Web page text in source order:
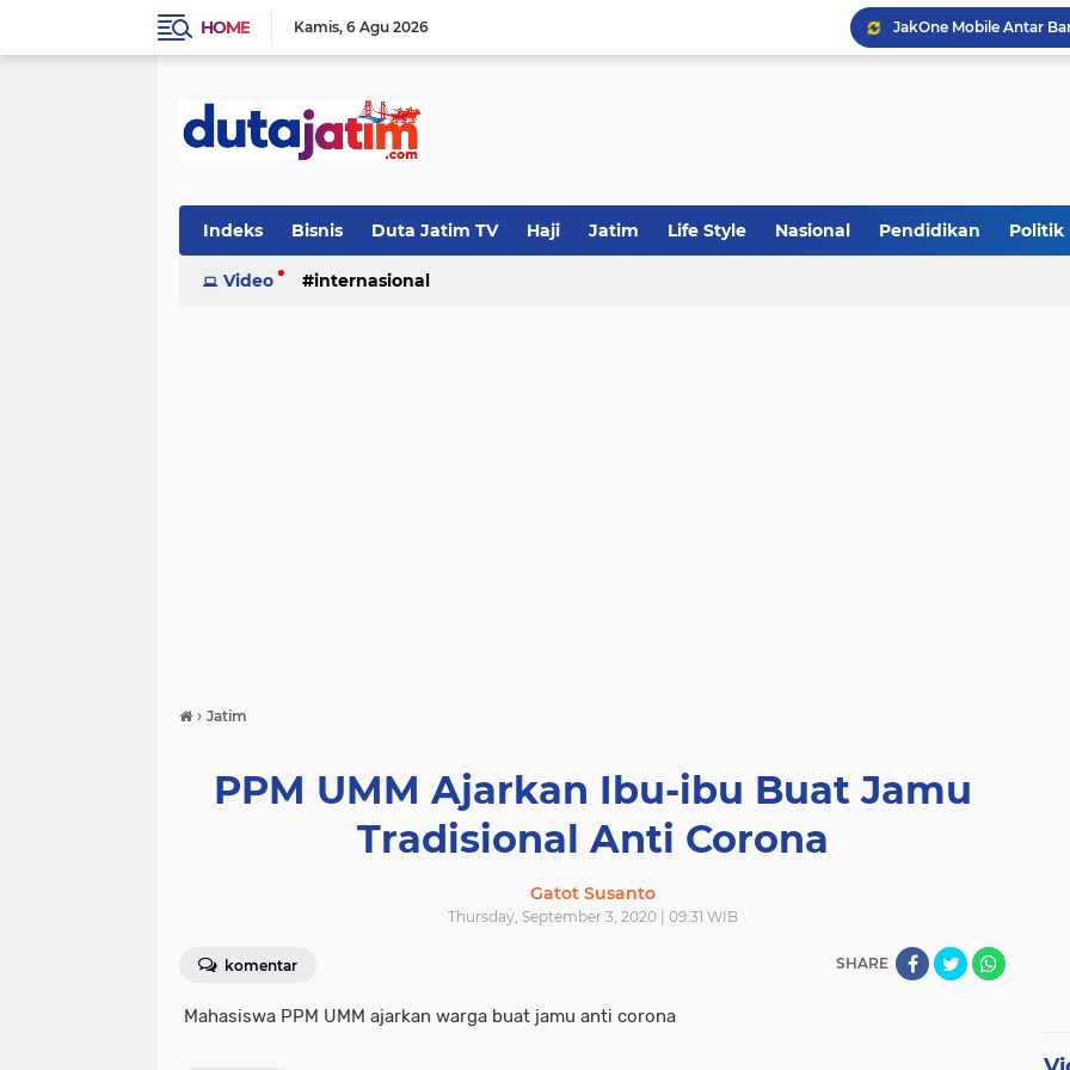
HOME Kamis 6 Agu 2026
JakOne Mobile Antar
Calon Ketum PBNU,
Indeks Bisnis Duta Jatim TV Haji Jatim Life Style Nasional Pendidikan Politik
Video internasional
› Jatim
PPM UMM Ajarkan Ibu-ibu Buat Jamu
Tradisional Anti Corona
Gatot Susanto
Thursday, September 3, 2020 | 09:31 WIB
komentar SHARE
Mahasiswa PPM UMM ajarkan warga buat jamu anti corona